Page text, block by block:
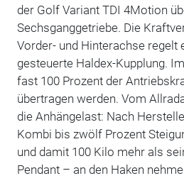
der Golf Variant TDI 4Motion
Sechsganggetriebe. Die
Vorder- und Hinterachse regelt
gesteuerte Haldex-Kupplung.
fast 100 Prozent der
übertragen werden. Vom
die Anhängelast: Nach
Kombi bis zwölf Prozent
und damit 100 Kilo mehr als
Pendant – an den Haken